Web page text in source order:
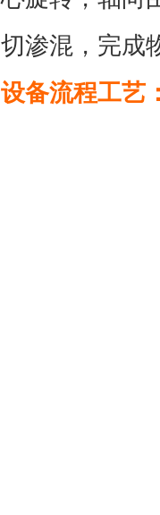
切渗混，完成
设备流程工艺